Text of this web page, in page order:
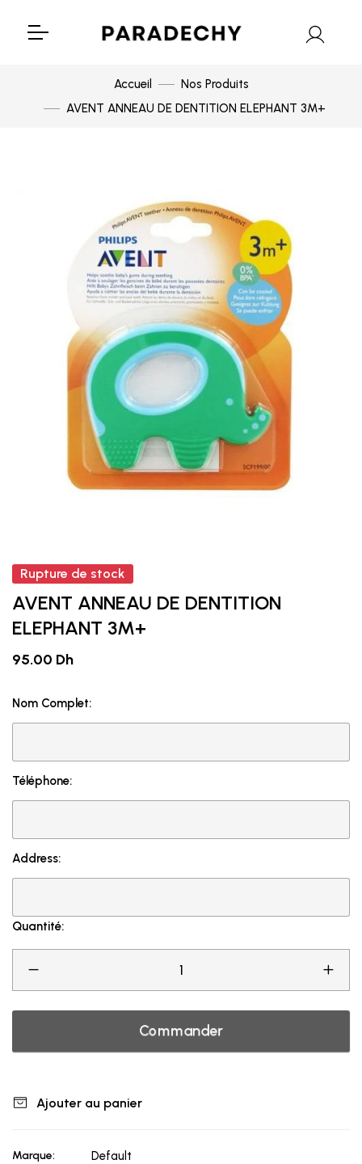
Accueil
Nos Produits
AVENT ANNEAU DE DENTITION ELEPHANT 3M+
Rupture de stock
AVENT ANNEAU DE DENTITION
ELEPHANT 3M+
95.00 Dh
Nom Complet:
Téléphone:
Address:
Quantité:
Commander
Ajouter au panier
Marque: Default